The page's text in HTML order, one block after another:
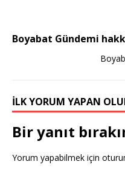
Boyabat Gündemi
İLK YORUM YAPAN
Bir yanıt
Yorum yapabilmek için